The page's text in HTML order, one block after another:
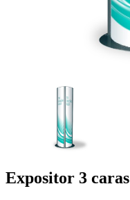
Expositor 3 caras